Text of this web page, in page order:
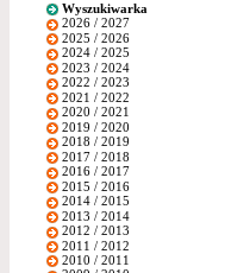
Wyszukiwarka
2026 / 2027
2025 / 2026
2024 / 2025
2023 / 2024
2022 / 2023
2021 / 2022
2020 / 2021
2019 / 2020
2018 / 2019
2017 / 2018
2016 / 2017
2015 / 2016
2014 / 2015
2013 / 2014
2012 / 2013
2011 / 2012
2010 / 2011